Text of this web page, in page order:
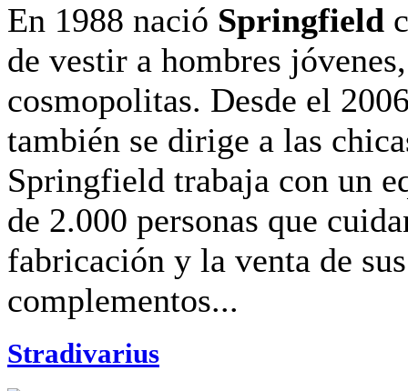
En 1988 nació Springfield
de vestir a hombres
cosmopolitas. Desde el
también se dirige a las
Springfield trabaja con un
de 2.000 personas que
fabricación y la venta de
complementos...
Stradivarius